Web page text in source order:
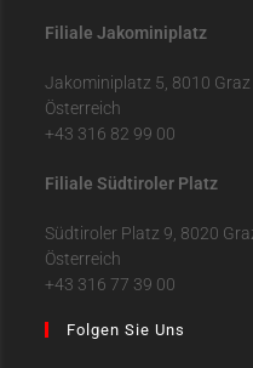
Filiale Jakominiplatz
Jakominiplatz 5, 8010 Graz
Österreich
+43 316 82 99 00
Filiale Südtiroler Platz
Südtiroler Platz 9, 8020
Österreich
+43 316 77 39 00
Folgen Sie Uns